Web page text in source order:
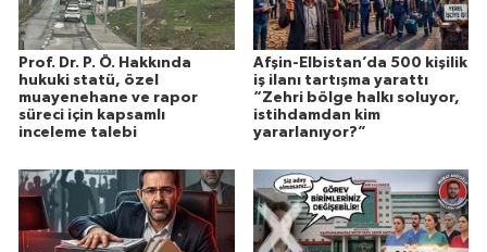
Prof. Dr. P. Ö. Hakkında
hukuki statü, özel
muayenehane ve rapor
süreci için kapsamlı
inceleme talebi
Afşin-Elbistan’da 500 kişilik
iş ilanı tartışma yarattı
“Zehri bölge halkı soluyor,
istihdamdan kim
yararlanıyor?”